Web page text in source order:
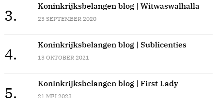
3.
Koninkrijksbelangen blog | Witwaswalhalla
23 SEPTEMBER 2020
4.
Koninkrijksbelangen blog | Sublicenties
13 OKTOBER 2021
5.
Koninkrijksbelangen blog | First Lady
21 MEI 2023